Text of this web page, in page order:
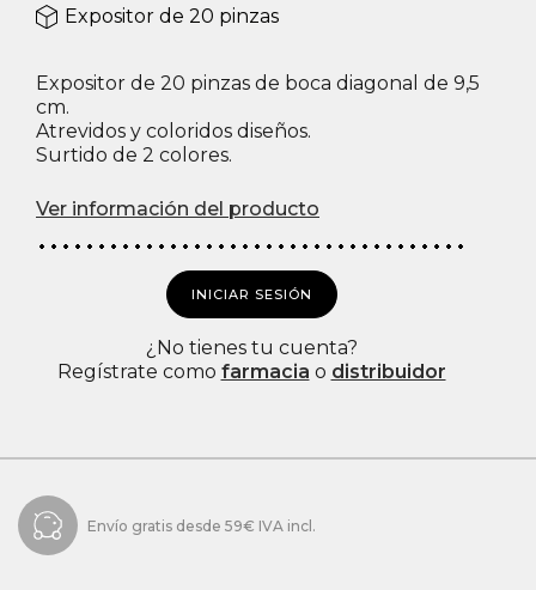
Expositor de 20 pinzas
Expositor de 20 pinzas de boca diagonal de 9,5
cm.
Atrevidos y coloridos diseños.
Surtido de 2 colores.
Ver información del producto
INICIAR SESIÓN
¿No tienes tu cuenta?
Regístrate como farmacia o distribuidor
Envío gratis desde 59€ IVA incl.